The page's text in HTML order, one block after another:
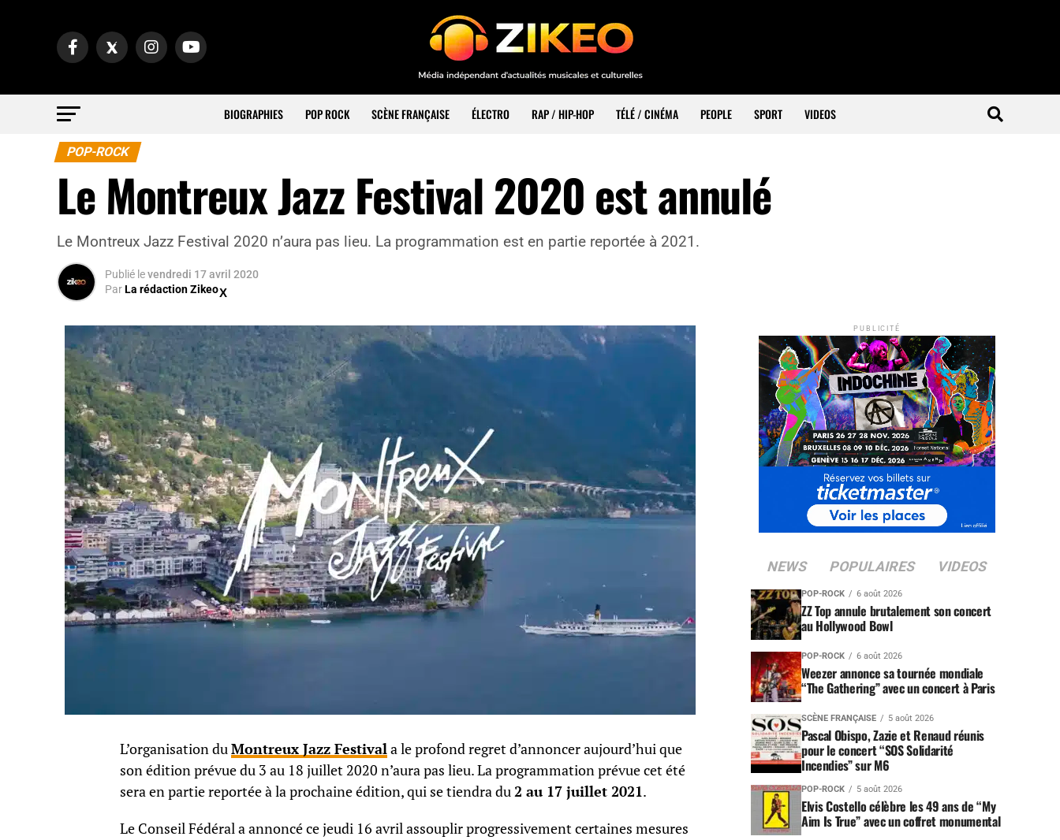
BIOGRAPHIES POP ROCK SCÈNE FRANÇAISE ÉLECTRO RAP / HIP-HOP TÉLÉ / CINÉMA PEOPLE SPORT VIDEOS
POP-ROCK
Le Montreux Jazz Festival 2020 est annulé
Le Montreux Jazz Festival 2020 n’aura pas lieu. La programmation est en partie reportée à 2021.
Publié levendredi 17 avril 2020
ParLa rédaction Zikeo
L’organisation duMontreux Jazz Festivala le profond regret d’annoncer aujourd’hui que
son édition prévue du 3 au 18 juillet 2020 n’aura pas lieu. La programmation prévue cet été
sera en partie reportée à la prochaine édition, qui se tiendra du2 au 17 juillet 2021.
Le Conseil Fédéral a annoncé ce jeudi 16 avril assouplir progressivement certaines mesures
PUBLICITÉ
NEWS POPULAIRES VIDEOS
POP-ROCK 6 août 2026
ZZ Top annule brutalement son concert
au Hollywood Bowl
POP-ROCK 6 août 2026
Weezer annonce sa tournée mondiale
“The Gathering” avec un concert à Paris
SCÈNE FRANÇAISE 5 août 2026
Pascal Obispo, Zazie et Renaud réunis
pour le concert “SOS Solidarité
Incendies” sur M6
POP-ROCK 5 août 2026
Elvis Costello célèbre les 49 ans de “My
Aim Is True” avec un coffret monumental